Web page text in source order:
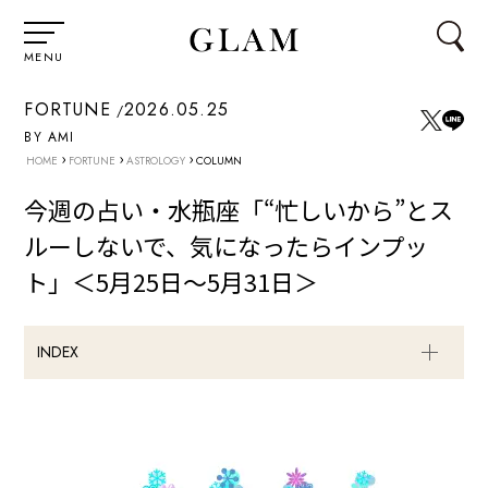
MENU
FORTUNE 2026.05.25
BY AMI
HOME › FORTUNE › ASTROLOGY › COLUMN
今週の占い・水瓶座「“忙しいから”とス
ルーしないで、気になったらインプッ
ト」＜5月25日～5月31日＞
INDEX